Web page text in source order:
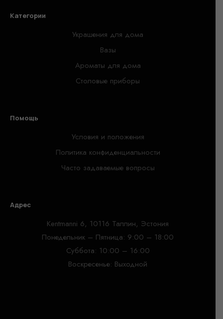
Категории
Украшения для дома
Вазы
Ароматы для дома
Столовые приборы
Помощь
Условия и положения
Политика конфиденциальности
Часто задаваемые вопросы
Адрес
Kentmanni 6, 10116 Таллин, Эстония
Понедельник – Пятница: 9:00 – 18:00
Суббота: 10:00 – 16:00
Воскресенье: Выходной